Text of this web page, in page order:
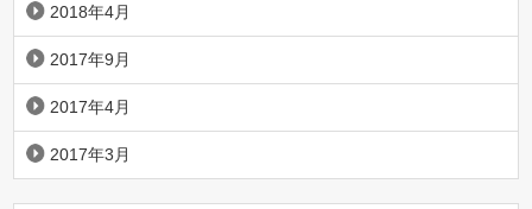
2018年4月
2017年9月
2017年4月
2017年3月